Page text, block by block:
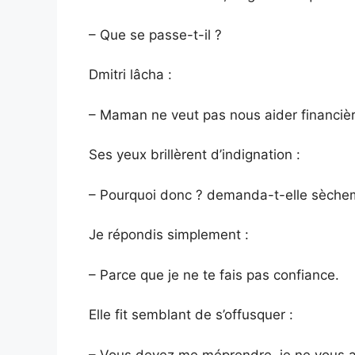
– Que se passe-t-il ?
Dmitri lâcha :
– Maman ne veut pas nous aider
Ses yeux brillèrent d’indignation :
– Pourquoi donc ? demanda-t-elle
Je répondis simplement :
– Parce que je ne te fais pas confiance.
Elle fit semblant de s’offusquer :